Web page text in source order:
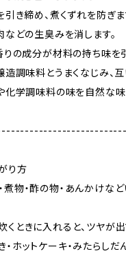
き締め、煮くずれを防ぎま
どの生臭みを消します。
の成分が材料の持ち味を
調味料とうまくなじみ、互
化学調味料の味を自然な味
り方
物・酢の物・あんかけな
くときに入れると、ツヤが
ホットケーキ・みたらしだ